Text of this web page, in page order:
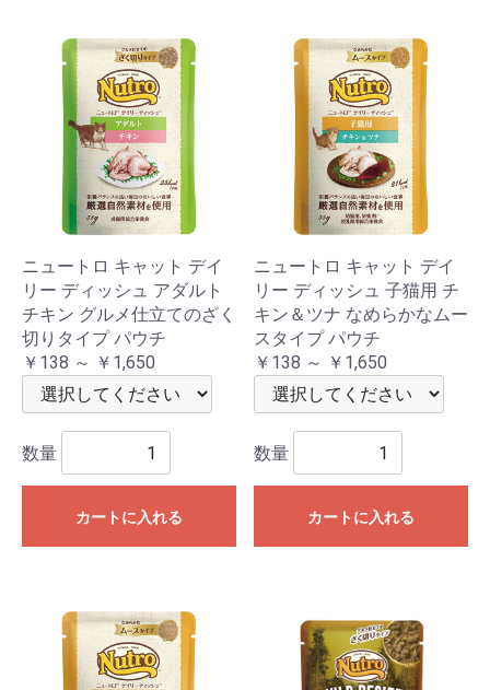
ニュートロ キャット デイ
リー ディッシュ アダルト
チキン グルメ仕立てのざく
切りタイプ パウチ
￥138 ～ ￥1,650
数量
カートに入れる
ニュートロ キャット デイ
リー ディッシュ 子猫用 チ
キン＆ツナ なめらかなムー
スタイプ パウチ
￥138 ～ ￥1,650
数量
カートに入れる